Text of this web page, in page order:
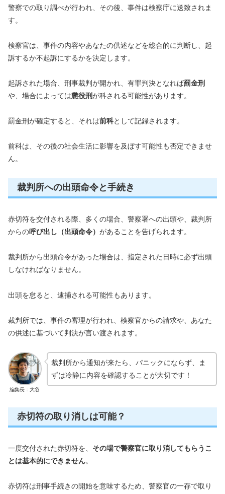
警察での取り調べが行われ、その後、事件は検察庁に送致されま
す。
検察官は、事件の内容やあなたの供述などを総合的に判断し、起
訴するか不起訴にするかを決定します。
起訴された場合、刑事裁判が開かれ、有罪判決となれば罰金刑
や、場合によっては懲役刑が科される可能性があります。
罰金刑が確定すると、それは前科として記録されます。
前科は、その後の社会生活に影響を及ぼす可能性も否定できませ
ん。
裁判所への出頭命令と手続き
赤切符を交付される際、多くの場合、警察署への出頭や、裁判所
からの呼び出し（出頭命令） があることを告げられます。
裁判所から出頭命令があった場合は、指定された日時に必ず出頭
しなければなりません。
出頭を怠ると、逮捕される可能性もあります。
裁判所では、事件の審理が行われ、検察官からの請求や、あなた
の供述に基づいて判決が言い渡されます。
編集長：大谷
裁判所から通知が来たら、パニックにならず、ま
ずは冷静に内容を確認することが大切です！
赤切符の取り消しは可能？
一度交付された赤切符を、 その場で警察官に取り消してもらうこ
とは基本的にできません。
赤切符は刑事手続きの開始を意味するため、警察官の一存で取り